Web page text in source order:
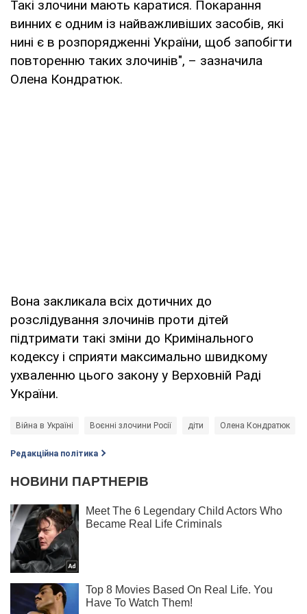
Такі злочини мають каратися. Покарання
винних є одним із найважливіших засобів, які
нині є в розпорядженні України, щоб запобігти
повторенню таких злочинів", – зазначила
Олена Кондратюк.
Вона закликала всіх дотичних до
розслідування злочинів проти дітей
підтримати такі зміни до Кримінального
кодексу і сприяти максимально швидкому
ухваленню цього закону у Верховній Раді
України.
Війна в Україні Воєнні злочини Росії діти Олена Кондратюк
Редакційна політика